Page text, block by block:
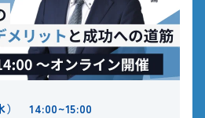
） 14:00~15:00